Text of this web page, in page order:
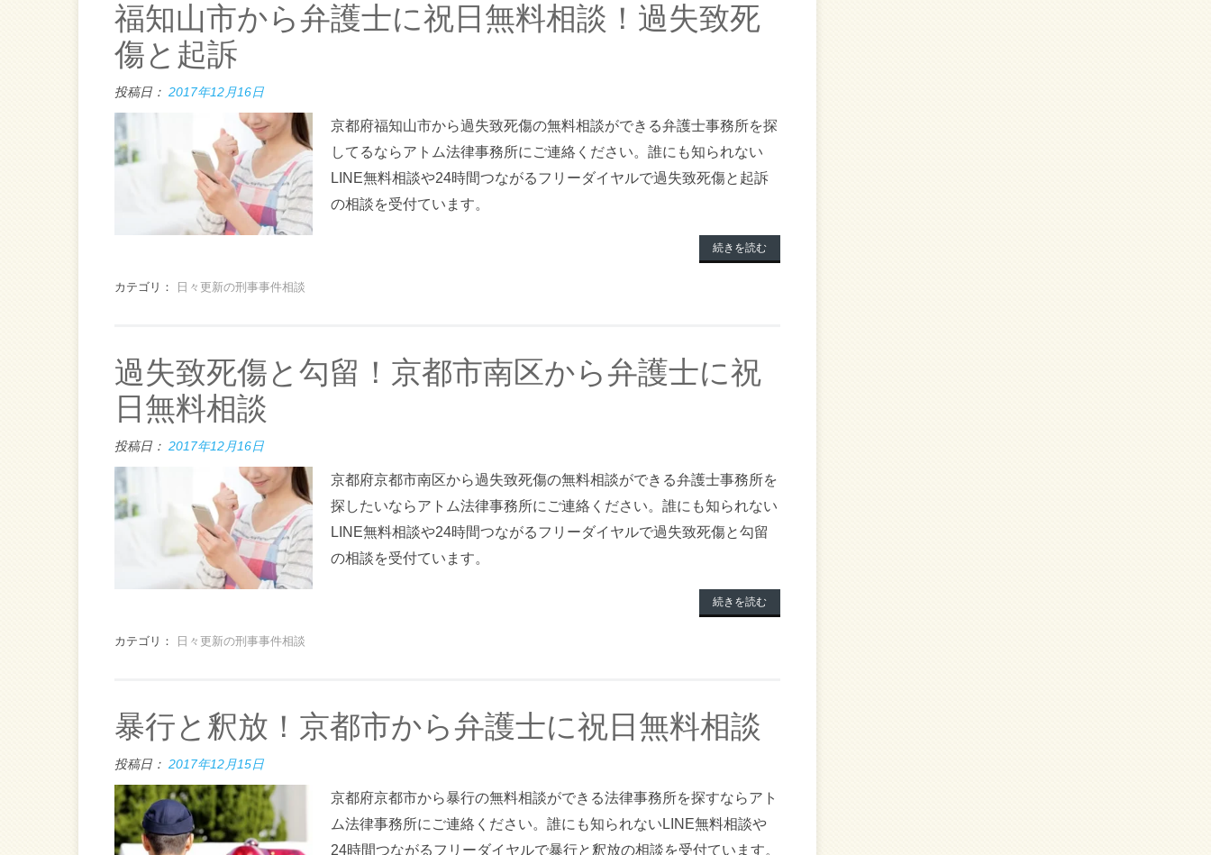
福知山市から弁護士に祝日無料相談！過失致死
傷と起訴
投稿日： 2017年12月16日
京都府福知山市から過失致死傷の無料相談ができる弁護士事務所を探
してるならアトム法律事務所にご連絡ください。誰にも知られない
LINE無料相談や24時間つながるフリーダイヤルで過失致死傷と起訴
の相談を受付ています。
続きを読む
カテゴリ： 日々更新の刑事事件相談
過失致死傷と勾留！京都市南区から弁護士に祝
日無料相談
投稿日： 2017年12月16日
京都府京都市南区から過失致死傷の無料相談ができる弁護士事務所を
探したいならアトム法律事務所にご連絡ください。誰にも知られない
LINE無料相談や24時間つながるフリーダイヤルで過失致死傷と勾留
の相談を受付ています。
続きを読む
カテゴリ： 日々更新の刑事事件相談
暴行と釈放！京都市から弁護士に祝日無料相談
投稿日： 2017年12月15日
京都府京都市から暴行の無料相談ができる法律事務所を探すならアト
ム法律事務所にご連絡ください。誰にも知られないLINE無料相談や
24時間つながるフリーダイヤルで暴行と釈放の相談を受付ています。